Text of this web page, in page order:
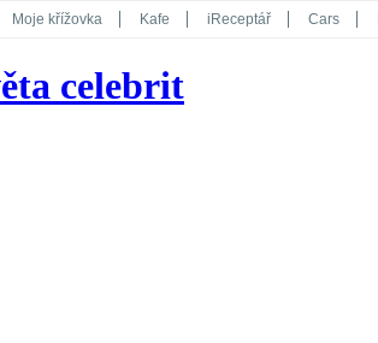
Moje křížovka Kafe iReceptář Cars
celebrit